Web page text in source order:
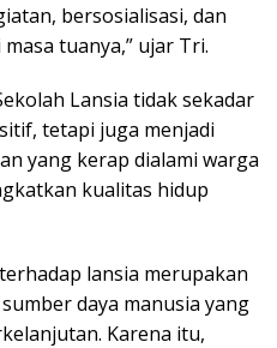
bersosialisasi, dan
tuanya,” ujar Tri.
Lansia tidak sekadar
tetapi juga menjadi
yang kerap dialami warga
kualitas hidup
lansia merupakan
daya manusia yang
Karena itu,